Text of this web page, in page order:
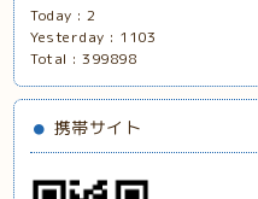
Today :2
Yesterday : 1103
Total :399898
携帯サイト